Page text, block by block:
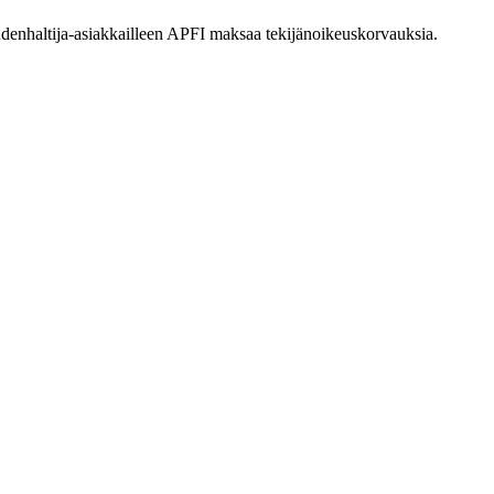
asiakkailleen APFI maksaa tekijänoikeuskorvauksia.